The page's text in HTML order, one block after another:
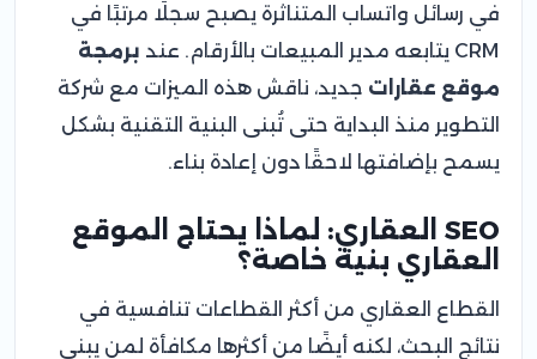
في رسائل واتساب المتناثرة يصبح سجلًا مرتبًا في
CRM يتابعه مدير المبيعات بالأرقام. عند
برمجة
موقع عقارات جديد، ناقش هذه الميزات مع شركة
التطوير منذ البداية حتى تُبنى البنية التقنية بشكل
يسمح بإضافتها لاحقًا دون إعادة بناء.
SEO العقاري: لماذا يحتاج الموقع
العقاري بنية خاصة؟
القطاع العقاري من أكثر القطاعات تنافسية في
نتائج البحث، لكنه أيضًا من أكثرها مكافأة لمن يبني